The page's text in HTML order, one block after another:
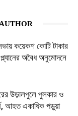
কয়েকশ কোটি টাকার
প্ল্যানের অবৈধ অনুমোদনে
উড়ালপুলে পুলকার ও
আহত একাধিক পড়ুয়া